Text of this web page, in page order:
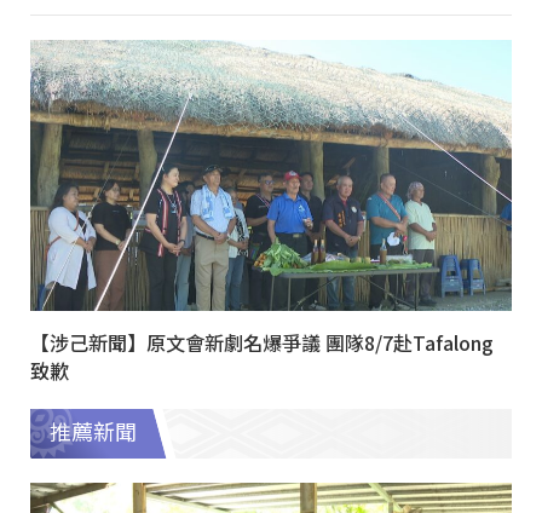
【涉己新聞】原文會新劇名爆爭議 團隊8/7赴Tafalong
致歉
推薦新聞